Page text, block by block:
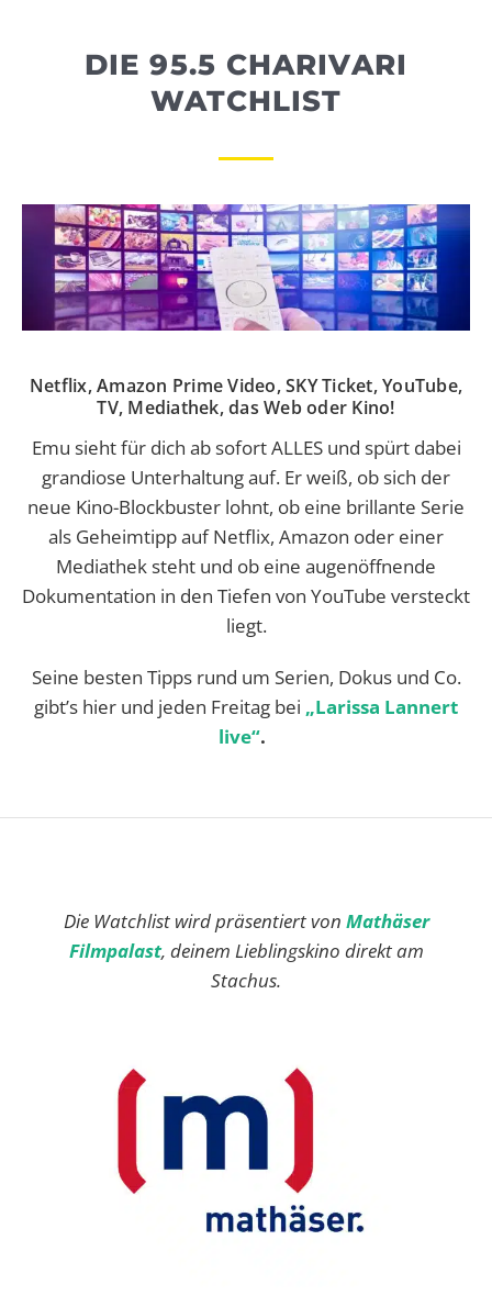
DIE 95.5 CHARIVARI
WATCHLIST
Netflix, Amazon Prime Video, SKY Ticket, YouTube,
TV, Mediathek, das Web oder Kino!
Emu sieht für dich ab sofort ALLES und spürt dabei
grandiose Unterhaltung auf. Er weiß, ob sich der
neue Kino-Blockbuster lohnt, ob eine brillante Serie
als Geheimtipp auf Netflix, Amazon oder einer
Mediathek steht und ob eine augenöffnende
Dokumentation in den Tiefen von YouTube versteckt
liegt.
Seine besten Tipps rund um Serien, Dokus und Co.
gibt’s hier und jeden Freitag bei „Larissa Lannert
live“.
Die Watchlist wird präsentiert von Mathäser
Filmpalast, deinem Lieblingskino direkt am
Stachus.